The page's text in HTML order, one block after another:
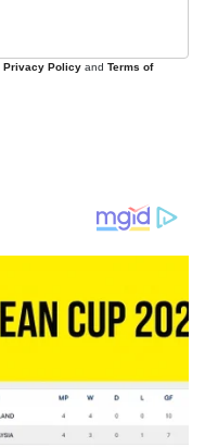
Privacy Policy and Terms of